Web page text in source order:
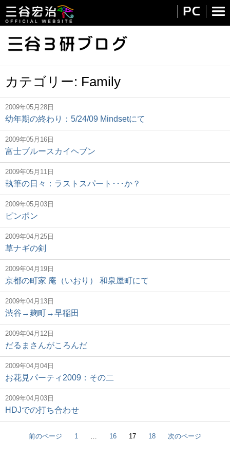
カテゴリー: Family
2009年05月28日
幼年期の終わり：5/24/09 Mindsetにて
2009年05月16日
富士ブルースカイヘブン
2009年05月11日
執筆の日々：ラストスパート･･･か？
2009年05月03日
ピンポン
2009年04月25日
草ナギの剣
2009年04月19日
京都の町家 庵（いおり） 和泉屋町にて
2009年04月13日
渋谷→麹町→早稲田
2009年04月12日
だるまさんがころんだ
2009年04月04日
お花見パーティ2009：その二
2009年04月03日
HDJでの打ち合わせ
前のページ 1 … 16 17 18 次のページ